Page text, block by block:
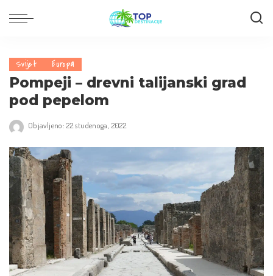
Svijet Europa
Pompeji – drevni talijanski grad
pod pepelom
Objavljeno: 22 studenoga, 2022